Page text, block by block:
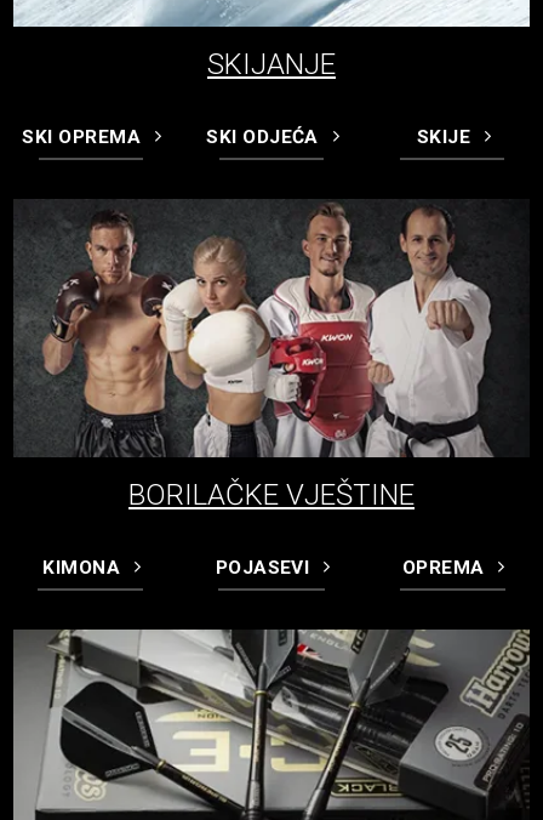
SKIJANJE
SKI OPREMA SKI ODJEĆA SKIJE
BORILAČKE VJEŠTINE
KIMONA POJASEVI OPREMA